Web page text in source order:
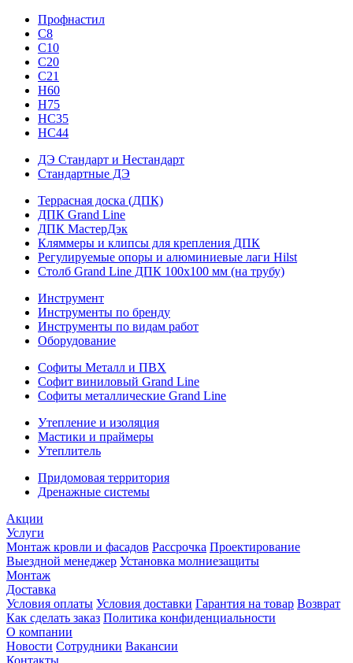
Профнастил
С8
С10
С20
С21
H60
H75
HС35
НС44
ДЭ Стандарт и Нестандарт
Стандартные ДЭ
Террасная доска (ДПК)
ДПК Grand Line
ДПК МастерДэк
Кляммеры и клипсы для крепления ДПК
Регулируемые опоры и алюминиевые лаги Hilst
Столб Grand Line ДПК 100х100 мм (на трубу)
Инструмент
Инструменты по бренду
Инструменты по видам работ
Оборудование
Софиты Металл и ПВХ
Софит виниловый Grand Line
Софиты металлические Grand Line
Утепление и изоляция
Мастики и праймеры
Утеплитель
Придомовая территория
Дренажные системы
Акции
Услуги
Монтаж кровли и фасадов Рассрочка Проектирование
Выездной менеджер Установка молниезащиты
Монтаж
Доставка
Условия оплаты Условия доставки Гарантия на товар Возврат
Как сделать заказ Политика конфиденциальности
О компании
Новости Сотрудники Вакансии
Контакты